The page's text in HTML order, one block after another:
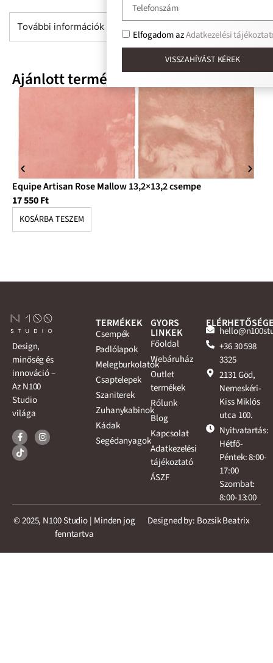
További információk
Ajánlott termékek
Equipe Artisan Rose Mallow 13,2×13,2 csempe
17 550Ft
KOSÁRBA TESZEM
Design,
minőség és
innováció –
Az N100
Studio
világa
TERMÉKEK
Csempék
Padlólapok
Melegburkolatok
Csaptelepek
Szaniterek
Zuhanykabinok
Kádak
Segédanyagok
GYORS
LINKEK
Főoldal
Webáruház
Outlet
termékek
Rólunk
Blog
Kapcsolat
Adatkezelési
tájékoztató
ÁSZF
+36 30 598
3325
2131 Göd,
Nemeskéri-
Kiss Miklós
utca 100.
Nyitvatartás:
Hétfő-
Péntek: 8:00-
17:00
Szombat:
8:00-13:00
© 2025, N100 Studio | Minden jog
fenntartva
Designed by: Bozsik Beatrix
Elfogadom azAdatkezelési
VISSZAHÍVÁST KÉREK